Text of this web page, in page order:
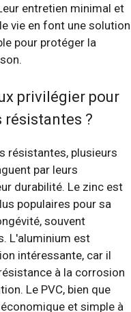
entretien minimal et
vie en font une solution
pour protéger la
privilégier pour
résistantes ?
résistantes, plusieurs
par leurs
durabilité. Le zinc est
populaires pour sa
souvent
L'aluminium est
intéressante, car il
à la corrosion
Le PVC, bien que
et simple à